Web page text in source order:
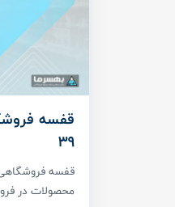
39
قفسه
محصولات در